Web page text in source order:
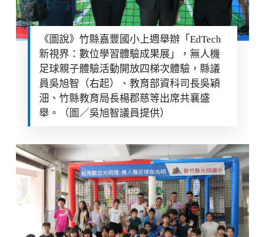
《圖說》竹縣嘉豐國小上週舉辦「EdTech
新視界：數位學習體驗成果展」，無人機
足球親子體驗活動開放四梯次體驗，縣議
員吳旭智（右起）、教育部資科司長吳穎
沺、竹縣教育局長楊郡慈等出席共襄盛
舉。（圖／吳旭智議員提供）